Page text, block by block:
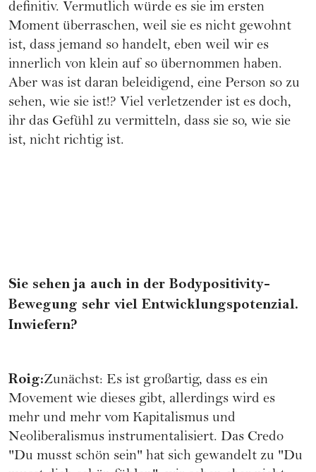
definitiv. Vermutlich würde es sie im ersten
Moment überraschen, weil sie es nicht gewohnt
ist, dass jemand so handelt, eben weil wir es
innerlich von klein auf so übernommen haben.
Aber was ist daran beleidigend, eine Person so zu
sehen, wie sie ist!? Viel verletzender ist es doch,
ihr das Gefühl zu vermitteln, dass sie so, wie sie
ist, nicht richtig ist.
Sie sehen ja auch in der Bodypositivity-
Bewegung sehr viel Entwicklungspotenzial.
Inwiefern?
Roig:Zunächst: Es ist großartig, dass es ein
Movement wie dieses gibt, allerdings wird es
mehr und mehr vom Kapitalismus und
Neoliberalismus instrumentalisiert. Das Credo
"Du musst schön sein" hat sich gewandelt zu "Du